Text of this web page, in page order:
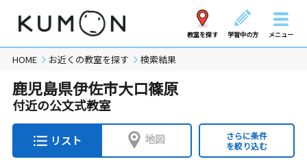
教室を探す 学習中の方 メニュー
HOME お近くの教室を探す 検索結果
鹿児島県伊佐市大口篠原
付近の公文式教室
リスト 地図
さらに条件
を絞り込む